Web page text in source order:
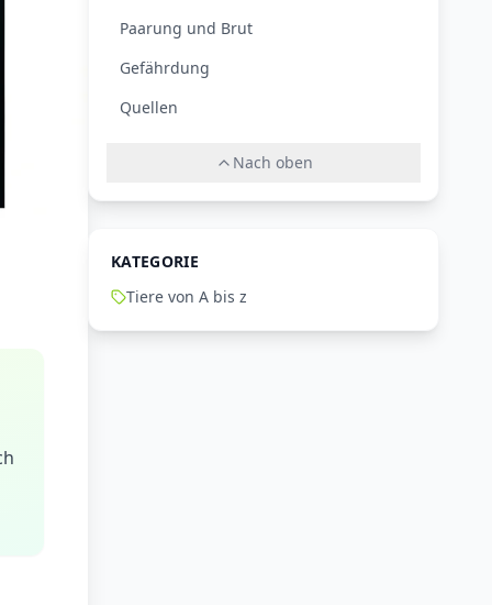
Paarung und Brut
Gefährdung
Quellen
Nach oben
KATEGORIE
Tiere von A bis z